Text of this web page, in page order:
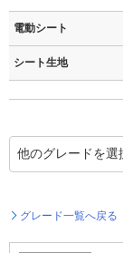
電動シート
シート生地
グレード一覧へ戻る